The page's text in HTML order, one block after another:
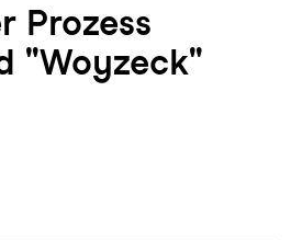
Prozess
"Woyzeck"